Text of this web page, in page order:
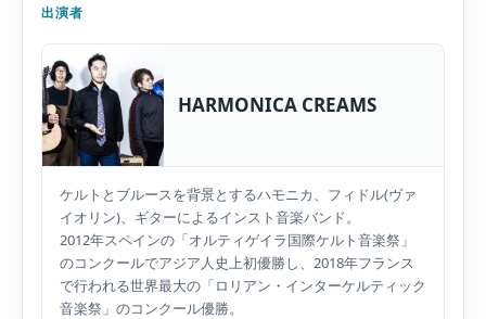
出演者
HARMONICA CREAMS
ケルトとブルースを背景とするハモニカ、フィドル(ヴァ
イオリン)、ギターによるインスト音楽バンド。
2012年スペインの「オルティゲイラ国際ケルト音楽祭」
のコンクールでアジア人史上初優勝し、2018年フランス
で行われる世界最大の「ロリアン・インターケルティック
音楽祭」のコンクール優勝。